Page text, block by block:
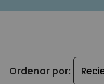
Ordenar por: